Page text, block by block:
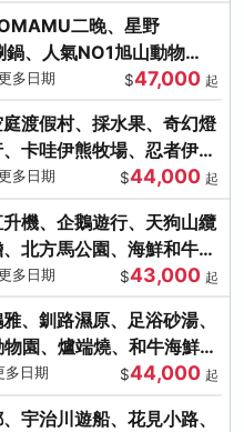
二晚、星野
、人氣NO1旭山動物
多日期 $47,000 起
渡假村、採水果、奇幻燈
卡哇伊熊牧場、忍者伊達
多日期 $44,000 起
機、企鵝遊行、天狗山纜
北方馬公園、海鮮和牛螃
多日期 $43,000 起
、釧路濕原、足浴砂湯、
園、爐端燒、和牛海鮮螃
日期 $44,000 起
宇治川遊船、花見小路、